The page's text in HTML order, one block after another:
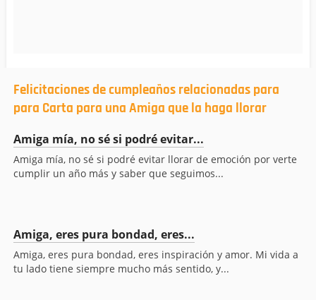
Felicitaciones de cumpleaños relacionadas para
para Carta para una Amiga que la haga llorar
Amiga mía, no sé si podré evitar...
Amiga mía, no sé si podré evitar llorar de emoción por verte
cumplir un año más y saber que seguimos...
Amiga, eres pura bondad, eres...
Amiga, eres pura bondad, eres inspiración y amor. Mi vida a
tu lado tiene siempre mucho más sentido, y...